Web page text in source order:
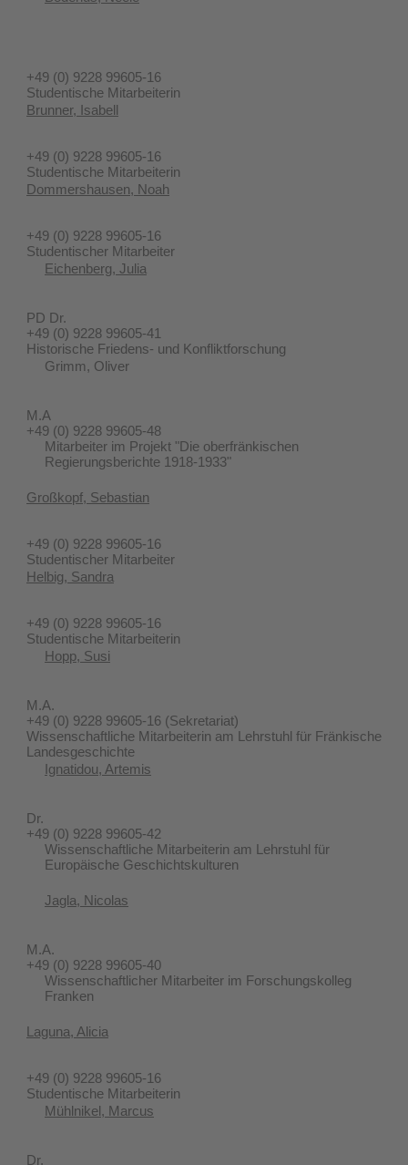
+49 (0) 9228 99605-16
Studentische Mitarbeiterin
Brunner, Isabell
+49 (0) 9228 99605-16
Studentische Mitarbeiterin
Dommershausen, Noah
+49 (0) 9228 99605-16
Studentischer Mitarbeiter
Eichenberg, Julia
PD Dr.
+49 (0) 9228 99605-41
Historische Friedens- und Konfliktforschung
Grimm, Oliver
M.A
+49 (0) 9228 99605-48
Mitarbeiter im Projekt "Die oberfränkischen
Regierungsberichte 1918-1933"
Großkopf, Sebastian
+49 (0) 9228 99605-16
Studentischer Mitarbeiter
Helbig, Sandra
+49 (0) 9228 99605-16
Studentische Mitarbeiterin
Hopp, Susi
M.A.
+49 (0) 9228 99605-16 (Sekretariat)
Wissenschaftliche Mitarbeiterin am Lehrstuhl für Fränkische
Landesgeschichte
Ignatidou, Artemis
Dr.
+49 (0) 9228 99605-42
Wissenschaftliche Mitarbeiterin am Lehrstuhl für
Europäische Geschichtskulturen
Jagla, Nicolas
M.A.
+49 (0) 9228 99605-40
Wissenschaftlicher Mitarbeiter im Forschungskolleg
Franken
Laguna, Alicia
+49 (0) 9228 99605-16
Studentische Mitarbeiterin
Mühlnikel, Marcus
Dr.